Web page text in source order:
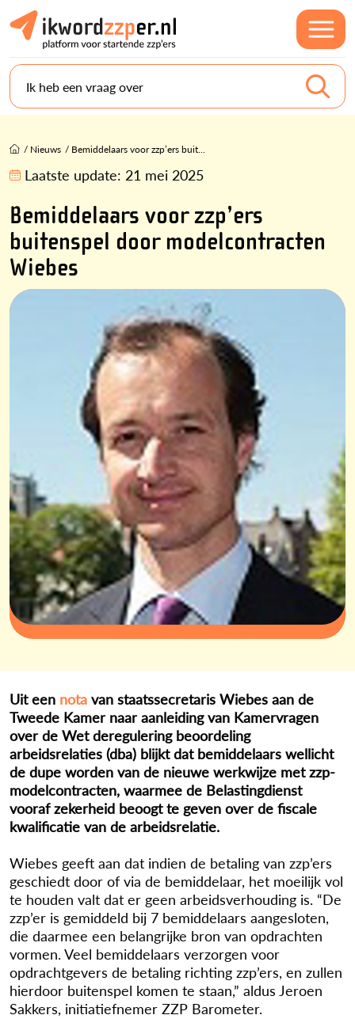
Ik heb een vraag over
/ Nieuws / Bemiddelaars voor zzp’ers buit...
Laatste update: 21 mei 2025
Bemiddelaars voor zzp’ers
buitenspel door modelcontracten
Wiebes
Uit een nota van staatssecretaris Wiebes aan de
Tweede Kamer naar aanleiding van Kamervragen
over de Wet deregulering beoordeling
arbeidsrelaties (dba) blijkt dat bemiddelaars wellicht
de dupe worden van de nieuwe werkwijze met zzp-
modelcontracten, waarmee de Belastingdienst
vooraf zekerheid beoogt te geven over de fiscale
kwalificatie van de arbeidsrelatie.
Wiebes geeft aan dat indien de betaling van zzp’ers
geschiedt door of via de bemiddelaar, het moeilijk vol
te houden valt dat er geen arbeidsverhouding is. “De
zzp’er is gemiddeld bij 7 bemiddelaars aangesloten,
die daarmee een belangrijke bron van opdrachten
vormen. Veel bemiddelaars verzorgen voor
opdrachtgevers de betaling richting zzp’ers, en zullen
hierdoor buitenspel komen te staan,” aldus Jeroen
Sakkers, initiatiefnemer ZZP Barometer.